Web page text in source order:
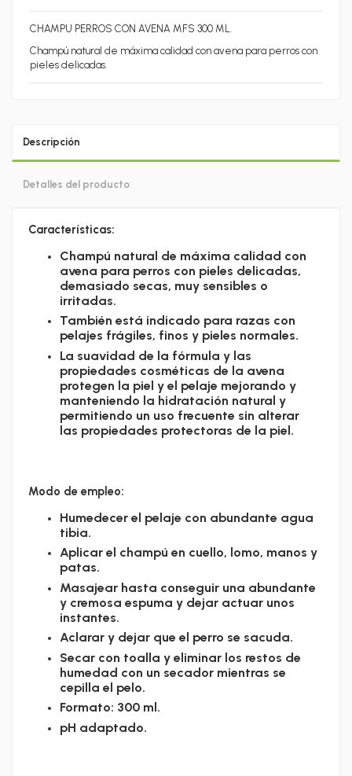
CHAMPU PERROS CON AVENA MFS 300 ML.
Champú natural de máxima calidad con avena para perros con
pieles delicadas.
Descripción
Detalles del producto
Características:
Champú natural de máxima calidad con
avena para perros con pieles delicadas,
demasiado secas, muy sensibles o
irritadas.
También está indicado para razas con
pelajes frágiles, finos y pieles normales.
La suavidad de la fórmula y las
propiedades cosméticas de la avena
protegen la piel y el pelaje mejorando y
manteniendo la hidratación natural y
permitiendo un uso frecuente sin alterar
las propiedades protectoras de la piel.
Modo de empleo:
Humedecer el pelaje con abundante agua
tibia.
Aplicar el champú en cuello, lomo, manos y
patas.
Masajear hasta conseguir una abundante
y cremosa espuma y dejar actuar unos
instantes.
Aclarar y dejar que el perro se sacuda.
Secar con toalla y eliminar los restos de
humedad con un secador mientras se
cepilla el pelo.
Formato: 300 ml.
pH adaptado.